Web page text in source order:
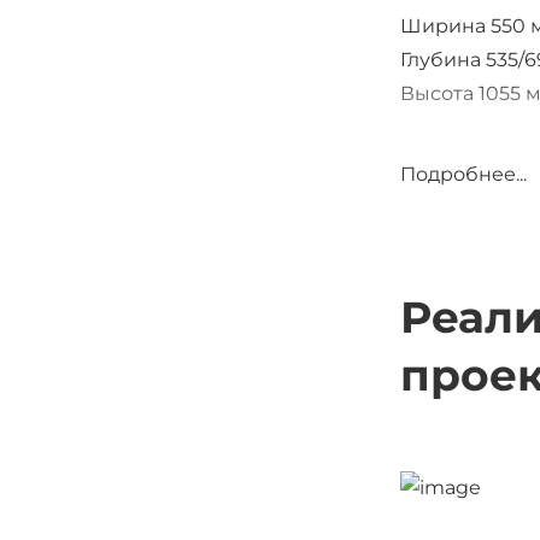
Ширина 550
Глубина 535/
Высота 1055
Усиленный
Подъемный
Ткань -
Рельефный
Подробнее...